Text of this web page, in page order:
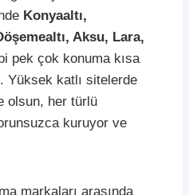
Konyaaltı,
Aksu, Lara,
pek çok konuma kısa
Yüksek katlı sitelerde
olsun, her türlü
kuruyor ve
markaları arasında